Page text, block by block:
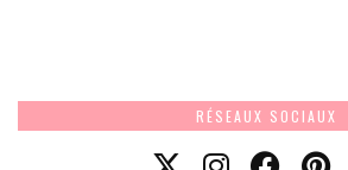
RÉSEAUX SOCIAUX